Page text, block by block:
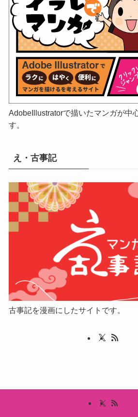
AdobeIllustratorで描いたマンガが中
す。
え・古事記
古事記を漫画にしたサイトです。